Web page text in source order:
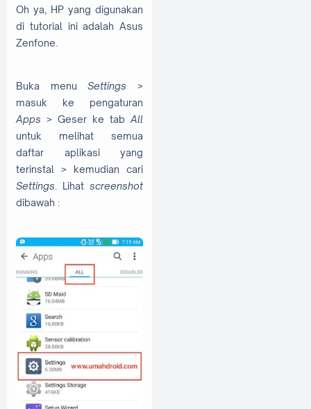
Oh ya, HP yang digunakan
di tutorial ini adalah Asus
Zenfone.
Buka menuSettings >
masuk ke pengaturan
Apps > Geser ke tab All
untuk melihat semua
daftar aplikasi yang
terinstal > kemudian cari
Settings . Lihat screenshot
dibawah :